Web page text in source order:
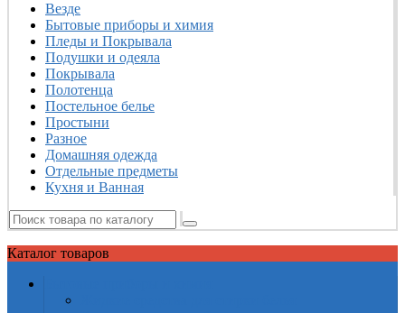
Везде
Бытовые приборы и химия
Пледы и Покрывала
Подушки и одеяла
Покрывала
Полотенца
Постельное белье
Простыни
Разное
Домашняя одежда
Отдельные предметы
Кухня и Ванная
Каталог товаров